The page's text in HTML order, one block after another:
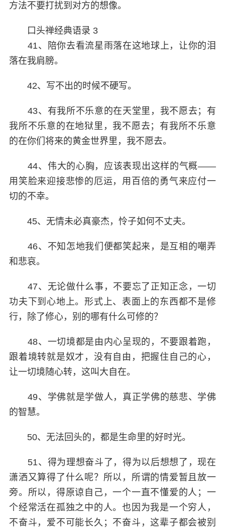
方法不要打扰到对方的想像。
口头禅经典语录 3
41、陪你去看流星雨落在这地球上，让你的泪
落在我肩膀。
42、写不出的时候不硬写。
43、有我所不乐意的在天堂里，我不愿去；有
我所不乐意的在地狱里，我不愿去；有我所不乐意
的在你们将来的黄金世界里，我不愿去。
44、伟大的心胸，应该表现出这样的气概——
用笑脸来迎接悲惨的厄运，用百倍的勇气来应付一
切的不幸。
45、无情未必真豪杰，怜子如何不丈夫。
46、不知怎地我们便都笑起来，是互相的嘲弄
和悲哀。
47、无论做什么事，不要忘了正知正念，一切
功夫下到心地上。形式上、表面上的东西都不是修
行，除了修心，别的哪有什么可修的？
48、一切境都是由内心呈现的，不要跟着跑，
跟着境转就是奴才，没有自由，把握住自己的心，
让一切境随心转，这叫大自在。
49、学佛就是学做人，真正学佛的慈悲、学佛
的智慧。
50、无法回头的，都是生命里的好时光。
51、得为理想奋斗了，得为以后想想了，现在
潇洒又算得了什么呢？所以，所谓的情爱暂且放一
旁。所以，得原谅自己，一个一直不懂爱的人；一
个经常活在孤独之中的人。也因为我是一个穷人，
不奋斗，爱不可能长久；不奋斗，这辈子都会被别